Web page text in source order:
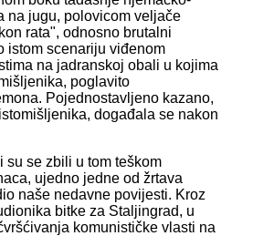
na jugu, polovicom veljače
rata", odnosno brutalni
istom scenariju viđenom
na jadranskoj obali u kojima
poglavito
Pojednostavljeno kazano,
događala se nakon
su se zbili u tom teškom
ujedno jedne od žrtava
naše nedavne povijesti. Kroz
bitke za Staljingrad, u
komunističke vlasti na